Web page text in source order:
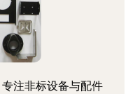
注非标设备与配件